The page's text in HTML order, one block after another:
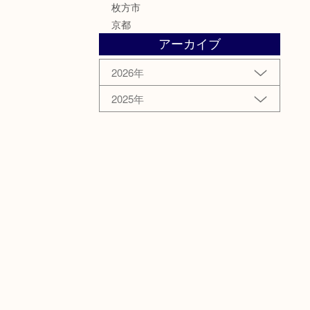
枚方市
京都
アーカイブ
2026年
2025年